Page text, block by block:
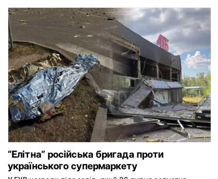
“Елітна” російська бригада проти
українського супермаркету